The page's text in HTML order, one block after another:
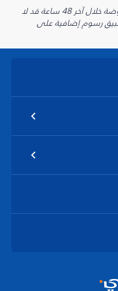
* تم الحصول على جميع الأسعار المعروضة خلال آخر 48 ساعة قد لا
رسوم إضافية على